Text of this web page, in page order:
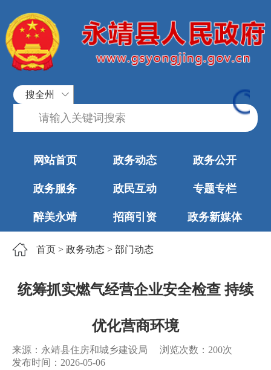
搜全州
网站首页 政务动态 政务公开
政务服务 政民互动 专题专栏
醉美永靖 招商引资 政务新媒体
首页 > 政务动态 > 部门动态
统筹抓实燃气经营企业安全检查 持续
优化营商环境
来源：永靖县住房和城乡建设局 浏览次数： 200次
发布时间：2026-05-06